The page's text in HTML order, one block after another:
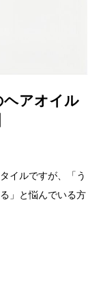
アオイル
イルですが、「う
」と悩んでいる方